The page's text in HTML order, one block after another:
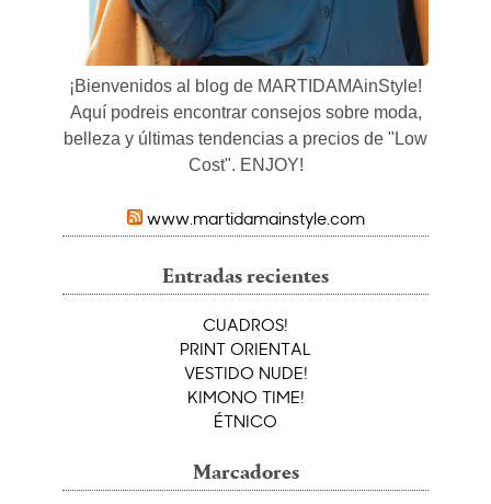
¡Bienvenidos al blog de MARTIDAMAinStyle!
Aquí podreis encontrar consejos sobre moda,
belleza y últimas tendencias a precios de "Low
Cost". ENJOY!
www.martidamainstyle.com
Entradas recientes
CUADROS!
PRINT ORIENTAL
VESTIDO NUDE!
KIMONO TIME!
ÉTNICO
Marcadores